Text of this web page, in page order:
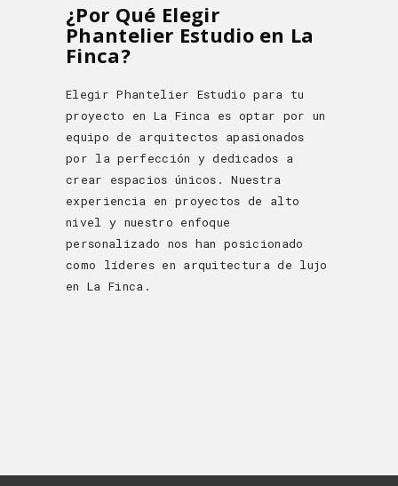
¿Por Qué Elegir
Phantelier Estudio en La
Finca?
Elegir Phantelier Estudio para tu
proyecto en La Finca es optar por un
equipo de arquitectos apasionados
por la perfección y dedicados a
crear espacios únicos. Nuestra
experiencia en proyectos de alto
nivel y nuestro enfoque
personalizado nos han posicionado
como líderes en arquitectura de lujo
en La Finca.